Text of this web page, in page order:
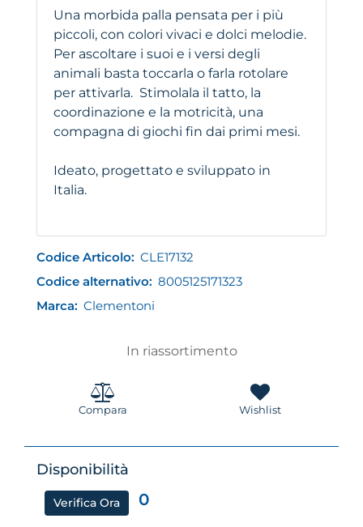
Una morbida palla pensata per i più
piccoli, con colori vivaci e dolci melodie.
Per ascoltare i suoi e i versi degli
animali basta toccarla o farla rotolare
per attivarla. Stimolala il tatto, la
coordinazione e la motricità, una
compagna di giochi fin dai primi mesi.
Ideato, progettato e sviluppato in
Italia.
Codice Articolo: CLE17132
Codice alternativo: 8005125171323
Marca: Clementoni
In riassortimento
Compara Wishlist
Disponibilità
Verifica Ora 0